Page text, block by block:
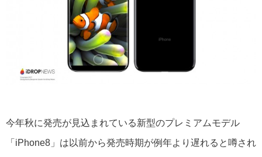
今年秋に発売が見込まれている新型のプレミアムモデル
「iPhone8」は以前から発売時期が例年より遅れると噂され